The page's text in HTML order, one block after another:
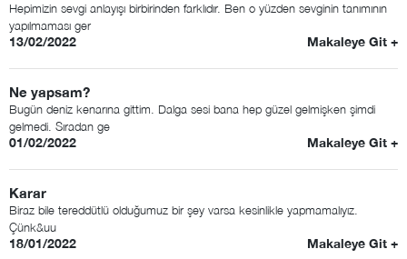
Hepimizin sevgi anlayışı birbirinden farklıdır. Ben o yüzden sevginin tanımının
yapılmaması ger
13/02/2022 Makaleye Git +
Ne yapsam?
Bugün deniz kenarına gittim. Dalga sesi bana hep güzel gelmişken şimdi
gelmedi. Sıradan ge
01/02/2022 Makaleye Git +
Karar
Biraz bile tereddütlü olduğumuz bir şey varsa kesinlikle yapmamalıyız.
Çünk&uu
18/01/2022 Makaleye Git +